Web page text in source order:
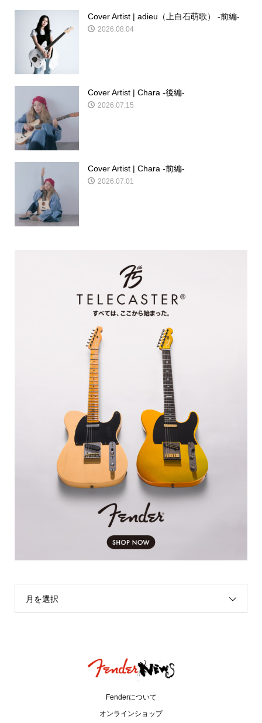
Cover Artist | adieu（上白石萌歌） -前編-
2026.08.04
Cover Artist | Chara -後編-
2026.07.15
Cover Artist | Chara -前編-
2026.07.01
月を選択
Fenderについて
オンラインショップ